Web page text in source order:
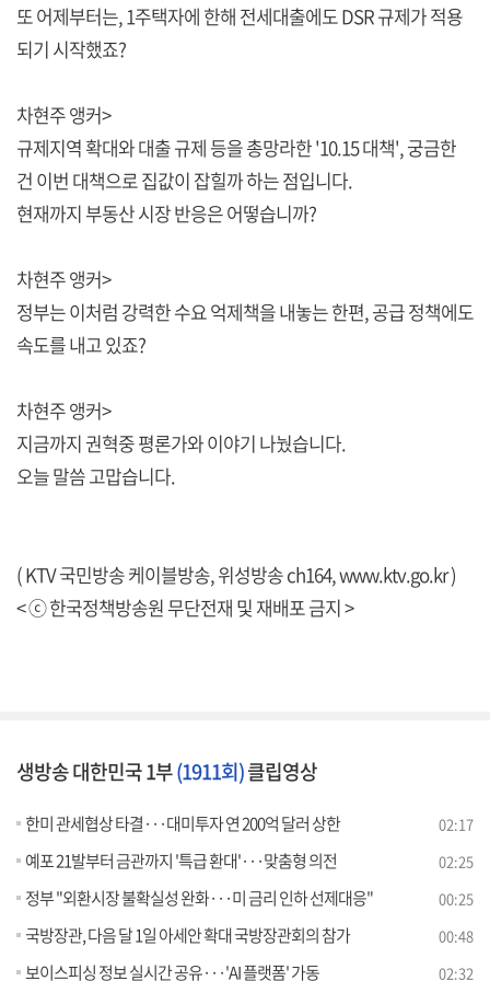
또 어제부터는, 1주택자에 한해 전세대출에도 DSR 규제가 적용
되기 시작했죠?
차현주 앵커>
규제지역 확대와 대출 규제 등을 총망라한 '10.15 대책', 궁금한
건 이번 대책으로 집값이 잡힐까 하는 점입니다.
현재까지 부동산 시장 반응은 어떻습니까?
차현주 앵커>
정부는 이처럼 강력한 수요 억제책을 내놓는 한편, 공급 정책에도
속도를 내고 있죠?
차현주 앵커>
지금까지 권혁중 평론가와 이야기 나눴습니다.
오늘 말씀 고맙습니다.
( KTV 국민방송 케이블방송, 위성방송 ch164,www.ktv.go.kr)
< ⓒ 한국정책방송원 무단전재 및 재배포 금지 >
생방송 대한민국 1부(1911회)클립영상
한미 관세협상 타결···대미투자 연 200억 달러 상한 02:17
예포 21발부터 금관까지 '특급 환대'···맞춤형 의전 02:25
정부 "외환시장 불확실성 완화···미 금리 인하 선제대응" 00:25
국방장관, 다음 달 1일 아세안 확대 국방장관회의 참가 00:48
보이스피싱 정보 실시간 공유···'AI 플랫폼' 가동 02:32